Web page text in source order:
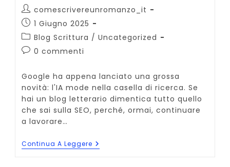
Autore
dell'articolo:
comescrivereunromanzo_it
Articolo
pubblicato:
1 Giugno 2025
Categoria
dell'articolo:
Blog Scrittura / Uncategorized
Commenti
0 commenti
Google ha appena lanciato una grossa
novità: l'IA mode nella casella di ricerca. Se
hai un blog letterario dimentica tutto quello
che sai sulla SEO, perché, ormai, continuare
a lavorare…
Continua A Leggere Hai
Un